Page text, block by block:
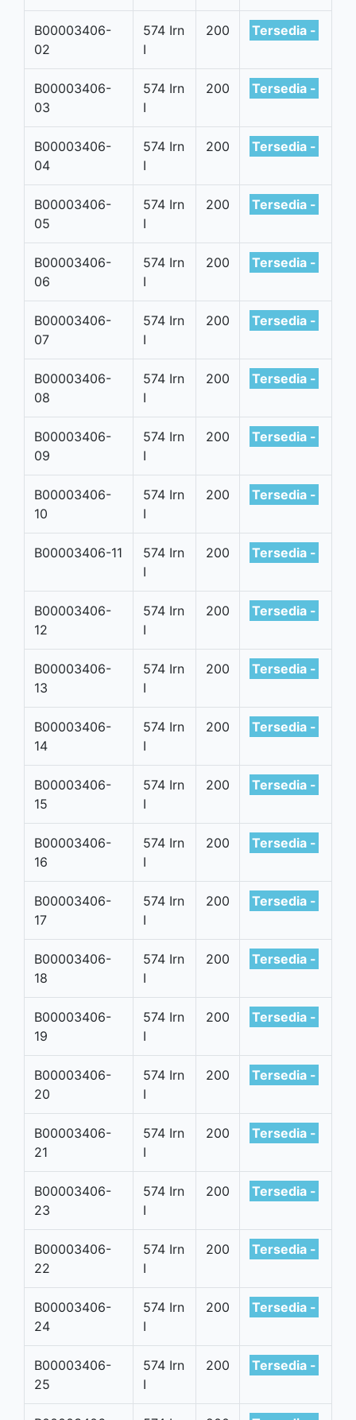
B00003406-
02
574 Irn
I
200 Tersedia -
B00003406-
03
574 Irn
I
200 Tersedia -
B00003406-
04
574 Irn
I
200 Tersedia -
B00003406-
05
574 Irn
I
200 Tersedia -
B00003406-
06
574 Irn
I
200 Tersedia -
B00003406-
07
574 Irn
I
200 Tersedia -
B00003406-
08
574 Irn
I
200 Tersedia -
B00003406-
09
574 Irn
I
200 Tersedia -
B00003406-
10
574 Irn
I
200 Tersedia -
B00003406-11
574 Irn
I
200 Tersedia -
B00003406-
12
574 Irn
I
200 Tersedia -
B00003406-
13
574 Irn
I
200 Tersedia -
B00003406-
14
574 Irn
I
200 Tersedia -
B00003406-
15
574 Irn
I
200 Tersedia -
B00003406-
16
574 Irn
I
200 Tersedia -
B00003406-
17
574 Irn
I
200 Tersedia -
B00003406-
18
574 Irn
I
200 Tersedia -
B00003406-
19
574 Irn
I
200 Tersedia -
B00003406-
20
574 Irn
I
200 Tersedia -
B00003406-
21
574 Irn
I
200 Tersedia -
B00003406-
23
574 Irn
I
200 Tersedia -
B00003406-
22
574 Irn
I
200 Tersedia -
B00003406-
24
574 Irn
I
200 Tersedia -
B00003406-
25
574 Irn
I
200 Tersedia -